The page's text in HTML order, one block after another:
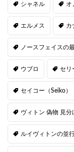
シャネル オ
エルメス カ
ノースフェイスの
ウブロ セリ
セイコー（Seiko）
ヴィトン 偽物 見分
ルイヴィトンの並